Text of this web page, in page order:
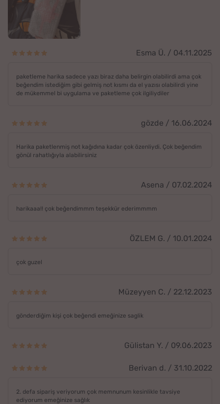
Esma Ü. / 04.11.2025
paketleme harika sadece yazı biraz daha belirgin olabilirdi ama çok
beğendim istediğim gibi gelmiş not kısmı da el yazısı olabilirdi yine
de mükemmel bi uygulama ve paketleme çok ilgiliydiler
gözde / 16.06.2024
Harika paketlenmiş not kağıdına kadar çok özenliydi. Çok beğendim
gönül rahatlığıyla alabilirsiniz
Asena / 07.02.2024
harikaaa!! çok beğendimmm teşekkür ederimmmm
ÖZLEM G. / 10.01.2024
çok guzel
Müzeyyen C. / 22.12.2023
gönderdiğim kişi çok beğendi emeğinize saglik
Gülistan Y. / 09.06.2023
Berivan d. / 31.10.2022
2. defa sipariş veriyorum çok memnunum kesinlikle tavsiye
ediyorum emeğinize sağlık